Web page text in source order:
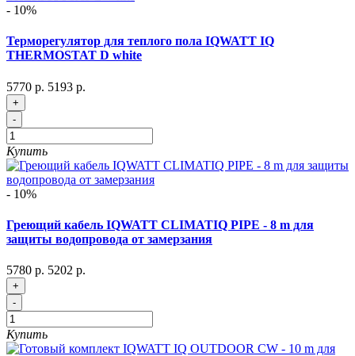
- 10%
Терморегулятор для теплого пола IQWATT IQ
THERMOSTAT D white
5770 р. 5193 р.
+
-
Купить
- 10%
Греющий кабель IQWATT CLIMATIQ PIPE - 8 m для
защиты водопровода от замерзания
5780 р. 5202 р.
+
-
Купить